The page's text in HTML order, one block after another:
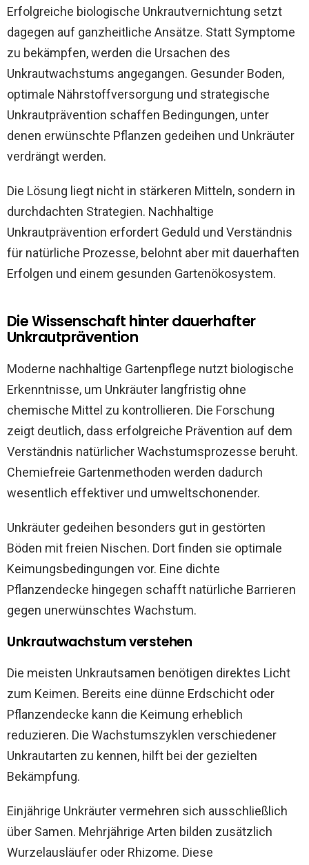
Erfolgreiche biologische Unkrautvernichtung setzt
dagegen auf ganzheitliche Ansätze. Statt Symptome
zu bekämpfen, werden die Ursachen des
Unkrautwachstums angegangen. Gesunder Boden,
optimale Nährstoffversorgung und strategische
Unkrautprävention schaffen Bedingungen, unter
denen erwünschte Pflanzen gedeihen und Unkräuter
verdrängt werden.
Die Lösung liegt nicht in stärkeren Mitteln, sondern in
durchdachten Strategien. Nachhaltige
Unkrautprävention erfordert Geduld und Verständnis
für natürliche Prozesse, belohnt aber mit dauerhaften
Erfolgen und einem gesunden Gartenökosystem.
Die Wissenschaft hinter dauerhafter
Unkrautprävention
Moderne nachhaltige Gartenpflege nutzt biologische
Erkenntnisse, um Unkräuter langfristig ohne
chemische Mittel zu kontrollieren. Die Forschung
zeigt deutlich, dass erfolgreiche Prävention auf dem
Verständnis natürlicher Wachstumsprozesse beruht.
Chemiefreie Gartenmethoden werden dadurch
wesentlich effektiver und umweltschonender.
Unkräuter gedeihen besonders gut in gestörten
Böden mit freien Nischen. Dort finden sie optimale
Keimungsbedingungen vor. Eine dichte
Pflanzendecke hingegen schafft natürliche Barrieren
gegen unerwünschtes Wachstum.
Unkrautwachstum verstehen
Die meisten Unkrautsamen benötigen direktes Licht
zum Keimen. Bereits eine dünne Erdschicht oder
Pflanzendecke kann die Keimung erheblich
reduzieren. Die Wachstumszyklen verschiedener
Unkrautarten zu kennen, hilft bei der gezielten
Bekämpfung.
Einjährige Unkräuter vermehren sich ausschließlich
über Samen. Mehrjährige Arten bilden zusätzlich
Wurzelausläufer oder Rhizome. Diese